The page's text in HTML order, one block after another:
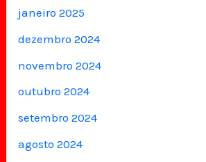
janeiro 2025
dezembro 2024
novembro 2024
outubro 2024
setembro 2024
agosto 2024